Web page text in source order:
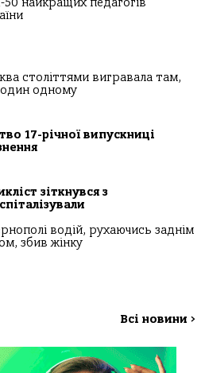
століттями вигравала там,
один одному
17-річної випускниці
зіткнувся з
водій, рухаючись заднім
збив жінку
Всі новини >